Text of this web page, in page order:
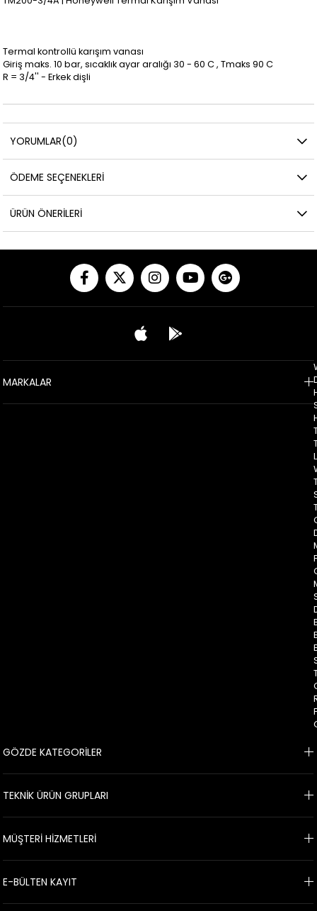
Termal kontrollü karışım vanası
Giriş maks. 10 bar, sıcaklık ayar aralığı 30 - 60 C , Tmaks 90 C
R = 3/4'' - Erkek dişli
YORUMLAR(0)
ÖDEME SEÇENEKLERI
ÜRÜN ÖNERILERI
MARKALAR
GÖZDE KATEGORİLER
TEKNİK ÜRÜN GRUPLARI
MÜŞTERİ HİZMETLERİ
E-BÜLTEN KAYIT